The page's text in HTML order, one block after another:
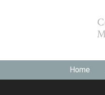
Home